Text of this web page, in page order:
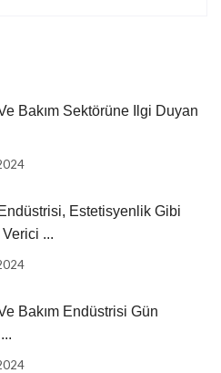
Bakım Sektörüne Ilgi Duyan
Estetisyenlik Gibi
...
Bakım Endüstrisi Gün